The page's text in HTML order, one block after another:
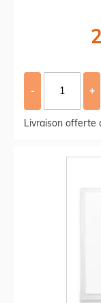
- +
Livraison offerte